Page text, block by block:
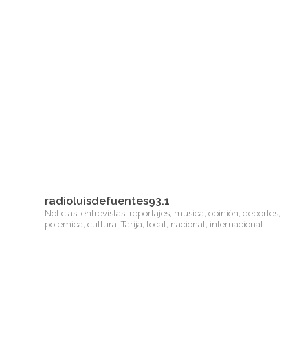
radioluisdefuentes93.1
Noticias, entrevistas, reportajes, música, opinión, deportes,
polémica, cultura, Tarija, local, nacional, internacional